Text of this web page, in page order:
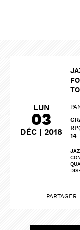
LUN
03
DÉC | 2018
14
PARTAGER